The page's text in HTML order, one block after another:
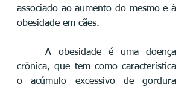
associado ao aumento do mesmo e à
obesidade em cães.
crônica, que tem como característica
o acúmulo excessivo de gordura